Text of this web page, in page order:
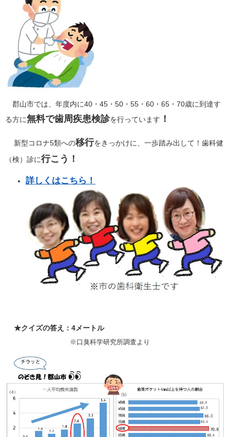
郡山市では、年度内に40・45・50・55・60・65・70歳に到達す
る方に無料で歯周疾患検診を行っています ！
新型コロナ5類への移行をきっかけに、一歩踏み出して！歯科健
（検）診に行こう！
詳しくはこちら！
★クイズの答え：4メートル
※口臭科学研究所調査より